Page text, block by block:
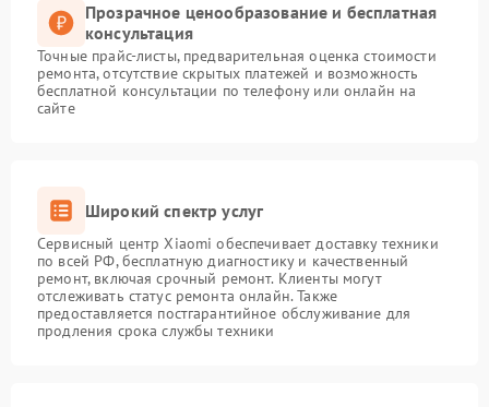
Прозрачное ценообразование и бесплатная
консультация
Точные прайс-листы, предварительная оценка стоимости
ремонта, отсутствие скрытых платежей и возможность
бесплатной консультации по телефону или онлайн на
сайте
Широкий спектр услуг
Сервисный центр Xiaomi обеспечивает доставку техники
по всей РФ, бесплатную диагностику и качественный
ремонт, включая срочный ремонт. Клиенты могут
отслеживать статус ремонта онлайн. Также
предоставляется постгарантийное обслуживание для
продления срока службы техники